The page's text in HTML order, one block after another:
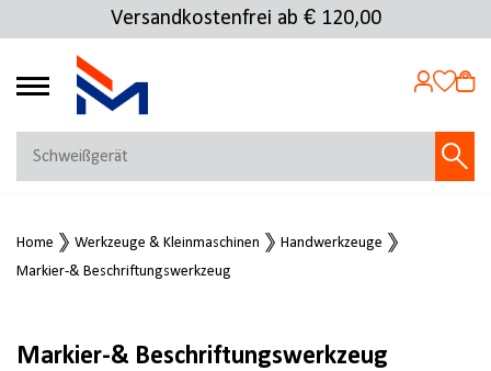
Versandkostenfrei ab € 120,00
4.69
MEIN KONTO
Jetzt anmelden
Home Werkzeuge & Kleinmaschinen
Handwerkzeuge
Markier-& Beschriftungswerkzeug
Markier-& Beschriftungswerkzeug